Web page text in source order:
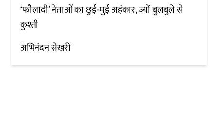
‘फौलादी’ नेताओं का छुई-मुई अहंकार, ज्यों बुलबुले से
कुश्ती
अभिनंदन सेखरी